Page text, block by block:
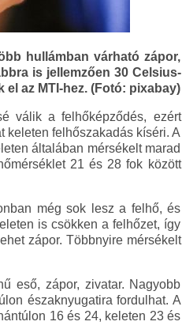
hullámban várható zápor,
is jellemzően 30 Celsius-
az MTI-hez. (Fotó: pixabay)
válik a felhőképződés, ezért
keleten felhőszakadás kíséri. A
általában mérsékelt marad
21 és 28 fok között
még sok lesz a felhő, és
is csökken a felhőzet, így
zápor. Többnyire mérsékelt
eső, zápor, zivatar. Nagyobb
északnyugatira fordulhat. A
16 és 24, keleten 23 és